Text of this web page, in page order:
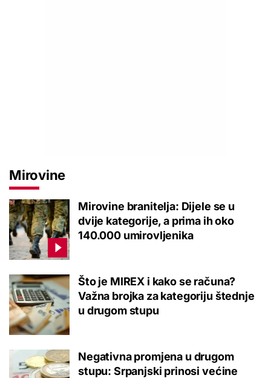
Mirovine
Mirovine branitelja: Dijele se u
dvije kategorije, a prima ih oko
140.000 umirovljenika
Što je MIREX i kako se računa?
Važna brojka za kategoriju štednje
u drugom stupu
Negativna promjena u drugom
stupu: Srpanjski prinosi većine